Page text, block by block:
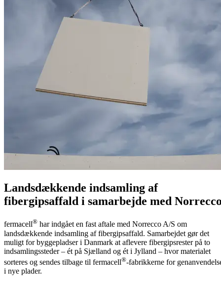
Landsdækkende indsamling af
fibergipsaffald i samarbejde med
fermacell® har indgået en fast aftale med Norrecco A/S om
landsdækkende indsamling af fibergipsaffald. Samarbejdet gør det
muligt for byggepladser i Danmark at aflevere fibergipsrester på to
indsamlingssteder – ét på Sjælland og ét i Jylland – hvor materialet
sorteres og sendes tilbage til fermacell®-fabrikkerne for
i nye plader.